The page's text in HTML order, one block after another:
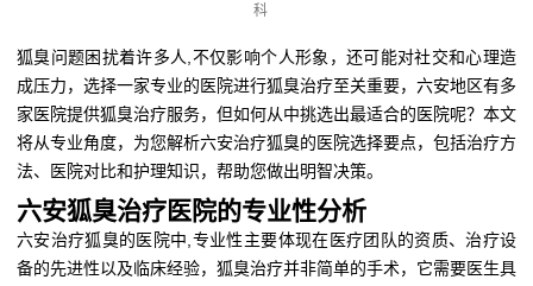
科
狐臭问题困扰着许多人,不仅影响个人形象，还可能对社交和心理造
成压力，选择一家专业的医院进行狐臭治疗至关重要，六安地区有多
家医院提供狐臭治疗服务，但如何从中挑选出最适合的医院呢？本文
将从专业角度，为您解析六安治疗狐臭的医院选择要点，包括治疗方
法、医院对比和护理知识，帮助您做出明智决策。
六安狐臭治疗医院的专业性分析
六安治疗狐臭的医院中,专业性主要体现在医疗团队的资质、治疗设
备的先进性以及临床经验，狐臭治疗并非简单的手术，它需要医生具